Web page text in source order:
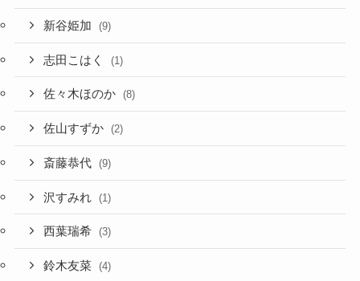
新谷姫加 (9)
志田こはく (1)
佐々木ほのか (8)
佐山すずか (2)
斎藤恭代 (9)
沢すみれ (1)
西葉瑞希 (3)
鈴木友菜 (4)